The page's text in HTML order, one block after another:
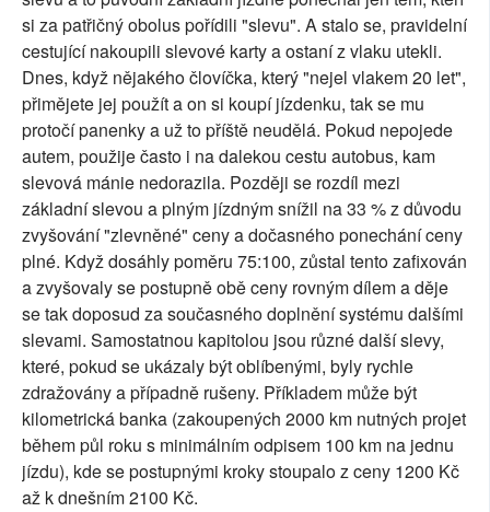
si za patřičný obolus pořídili "slevu". A stalo se, pravidelní
cestující nakoupili slevové karty a ostaní z vlaku utekli.
Dnes, když nějakého človíčka, který "nejel vlakem 20 let",
přimějete jej použít a on si koupí jízdenku, tak se mu
protočí panenky a už to příště neudělá. Pokud nepojede
autem, použije často i na dalekou cestu autobus, kam
slevová mánie nedorazila. Později se rozdíl mezi
základní slevou a plným jízdným snížil na 33 % z důvodu
zvyšování "zlevněné" ceny a dočasného ponechání ceny
plné. Když dosáhly poměru 75:100, zůstal tento zafixován
a zvyšovaly se postupně obě ceny rovným dílem a děje
se tak doposud za současného doplnění systému dalšími
slevami. Samostatnou kapitolou jsou různé další slevy,
které, pokud se ukázaly být oblíbenými, byly rychle
zdražovány a případně rušeny. Příkladem může být
kilometrická banka (zakoupených 2000 km nutných projet
během půl roku s minimálním odpisem 100 km na jednu
jízdu), kde se postupnými kroky stoupalo z ceny 1200 Kč
až k dnešním 2100 Kč.